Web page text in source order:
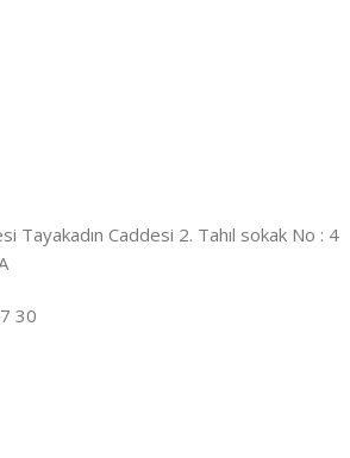
Tayakadın Caddesi 2. Tahıl sokak No : 4
30